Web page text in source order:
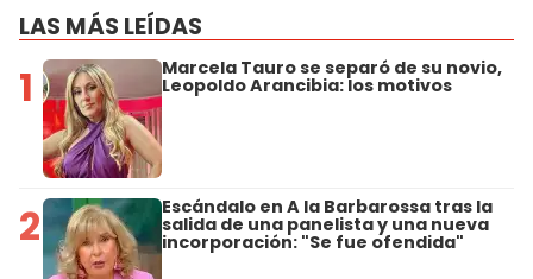
LAS MÁS LEÍDAS
1 Marcela Tauro se separó de su novio,
Leopoldo Arancibia: los motivos
2 Escándalo en A la Barbarossa tras la
salida de una panelista y una nueva
incorporación: "Se fue ofendida"